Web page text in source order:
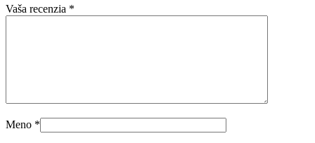
Vaša recenzia *
Meno *